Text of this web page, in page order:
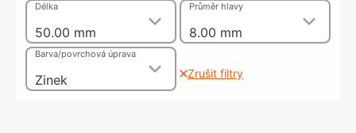
50.00 mm
Délka
8.00 mm
Průměr hlavy
Zinek
Barva/povrchová úprava
Zrušit filtry